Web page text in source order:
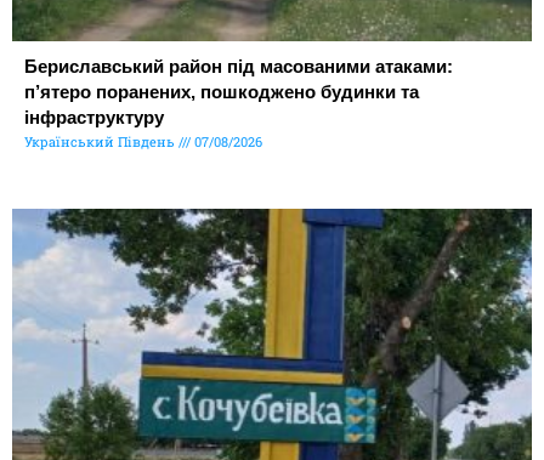
Бериславський район під масованими атаками:
п’ятеро поранених, пошкоджено будинки та
інфраструктуру
Український Південь 07/08/2026